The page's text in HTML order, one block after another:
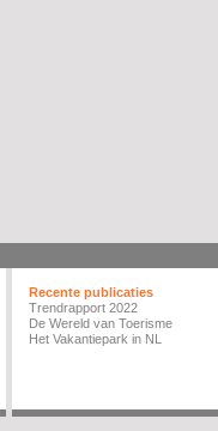
Recente publicaties
Trendrapport 2022
De Wereld van Toerisme
Het Vakantiepark in NL